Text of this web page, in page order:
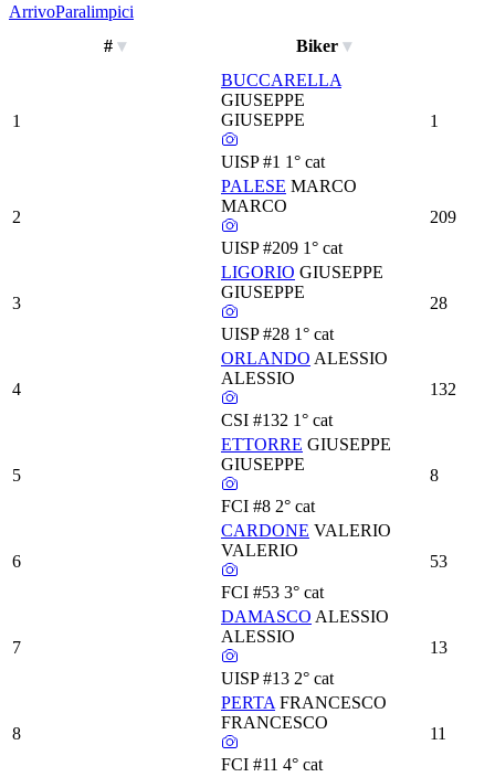
ArrivoParalimpici
#
Biker
1
BUCCARELLA
GIUSEPPE
GIUSEPPE
UISP #1 1° cat
1
2
PALESE MARCO
MARCO
UISP #209 1° cat
209
3
LIGORIO GIUSEPPE
GIUSEPPE
UISP #28 1° cat
28
4
ORLANDO ALESSIO
ALESSIO
CSI #132 1° cat
132
5
ETTORRE GIUSEPPE
GIUSEPPE
FCI #8 2° cat
8
6
CARDONE VALERIO
VALERIO
FCI #53 3° cat
53
7
DAMASCO ALESSIO
ALESSIO
UISP #13 2° cat
13
8
PERTA FRANCESCO
FRANCESCO
FCI #11 4° cat
11